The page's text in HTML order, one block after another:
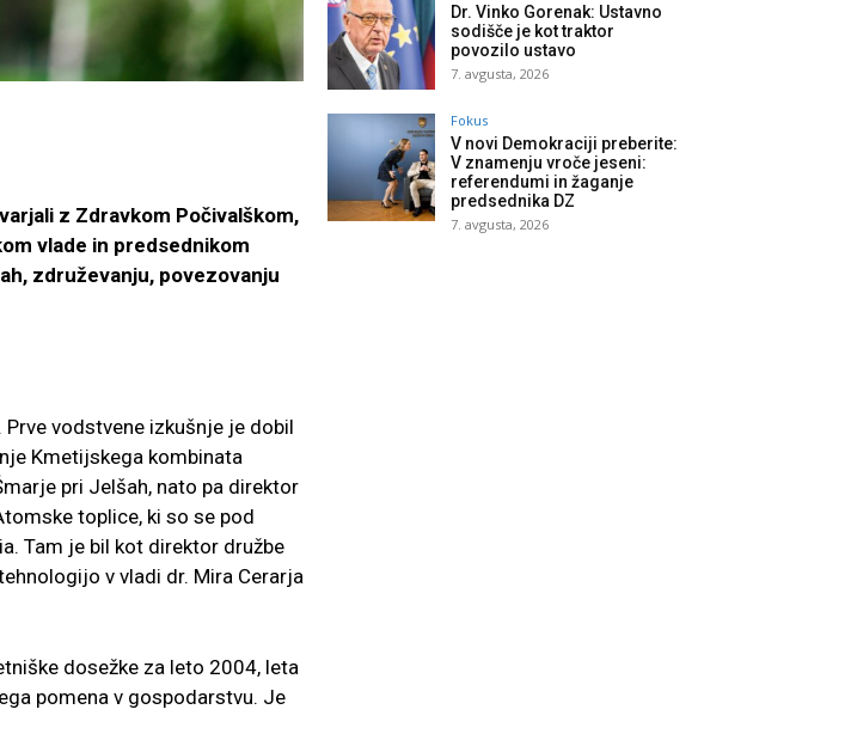
z Zdravkom Počivalškom,
vlade in predsednikom
združevanju, povezovanju
vodstvene izkušnje je dobil
Kmetijskega kombinata
pri Jelšah, nato pa direktor
toplice, ki so se pod
Tam je bil kot direktor družbe
v vladi dr. Mira Cerarja
dosežke za leto 2004, leta
pomena v gospodarstvu. Je
Dr. Vinko Gorenak: Ustavno
sodišče je kot traktor
povozilo ustavo
7. avgusta, 2026
Fokus
V novi Demokraciji preberite:
V znamenju vroče jeseni:
referendumi in žaganje
predsednika DZ
7. avgusta, 2026